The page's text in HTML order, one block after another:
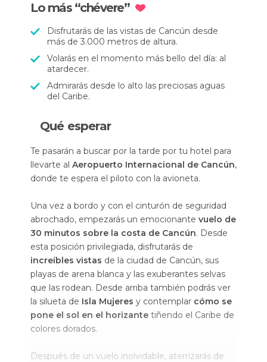
Lo más “chévere”
Disfrutarás de las vistas de Cancún desde
más de 3.000 metros de altura.
Volarás en el momento más bello del día: al
atardecer.
Admirarás desde lo alto las preciosas aguas
del Caribe.
Qué esperar
Te pasarán a buscar por la tarde por tu hotel para
llevarte al Aeropuerto Internacional de Cancún,
donde te espera el piloto con la avioneta.
Una vez a bordo y con el cinturón de seguridad
abrochado, empezarás un emocionante vuelo de
30 minutos sobre la costa de Cancún. Desde
esta posición privilegiada, disfrutarás de
increíbles vistas de la ciudad de Cancún, sus
playas de arena blanca y las exuberantes selvas
que las rodean. Desde arriba también podrás ver
la silueta de Isla Mujeres y contemplar cómo se
pone el sol en el horizante tiñendo el Caribe de
colores dorados.
Después de un vuelo inolvidable, aterrizarás de